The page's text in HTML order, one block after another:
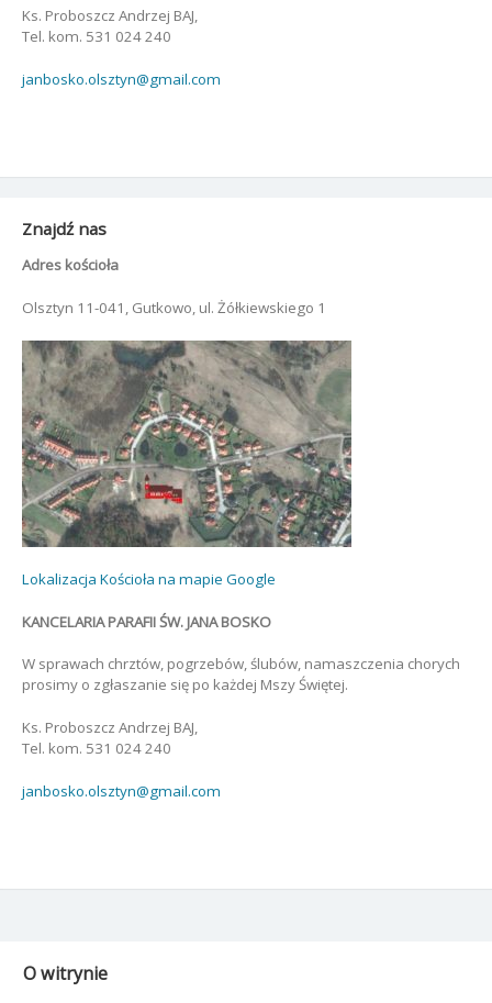
Ks. Proboszcz Andrzej BAJ,
Tel. kom. 531 024 240
janbosko.olsztyn@gmail.com
Znajdź nas
Adres kościoła
Olsztyn 11-041, Gutkowo, ul. Żółkiewskiego 1
Lokalizacja Kościoła na mapie Google
KANCELARIA PARAFII ŚW. JANA BOSKO
W sprawach chrztów, pogrzebów, ślubów, namaszczenia chorych
prosimy o zgłaszanie się po każdej Mszy Świętej.
Ks. Proboszcz Andrzej BAJ,
Tel. kom. 531 024 240
janbosko.olsztyn@gmail.com
O witrynie